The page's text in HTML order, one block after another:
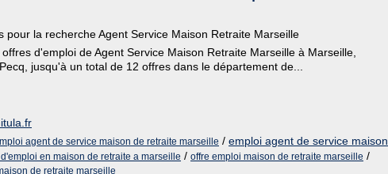
pour la recherche Agent Service Maison Retraite Marseille
d'emploi de Agent Service Maison Retraite Marseille à Marseille,
jusqu'à un total de 12 offres dans le département de...
agent de service maison de retraite marseille / emploi agent de service maison
en maison de retraite a marseille / offre emploi maison de retraite marseille /
de retraite marseille